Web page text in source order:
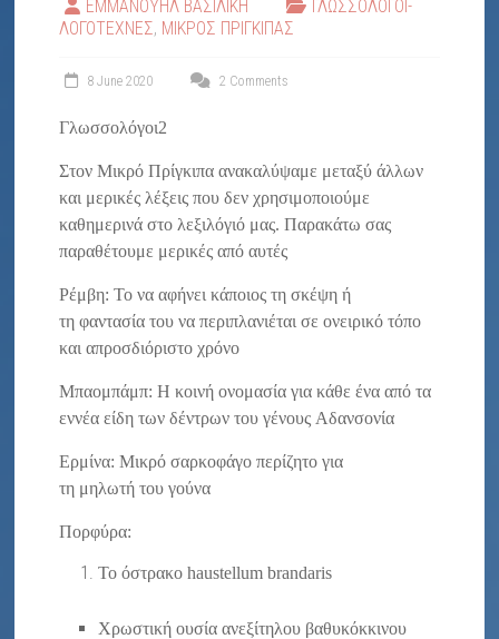
"ΕΛΠΙΔΑ" ΕΜΜΑΝΟΥΗΛ ΒΑΣΙΛΙΚΗ
ΓΛΩΣΣΟΛΟΓΟΙ-
ΛΟΓΟΤΕΧΝΕΣ, ΜΙΚΡΟΣ ΠΡΙΓΚΙΠΑΣ
8 June 2020 2 Comments
Γλωσσολόγοι2
Στον Μικρό Πρίγκιπα ανακαλύψαμε μεταξύ άλλων
και μερικές λέξεις που δεν χρησιμοποιούμε
καθημερινά στο λεξιλόγιό μας. Παρακάτω σας
παραθέτουμε μερικές από αυτές
Ρέμβη: Το να αφήνει κάποιος τη σκέψη ή
τη φαντασία του να περιπλανιέται σε ονειρικό τόπο
και απροσδιόριστο χρόνο
Μπαομπάμπ: Η κοινή ονομασία για κάθε ένα από τα
εννέα είδη των δέντρων του γένους Αδανσονία
Ερμίνα: Μικρό σαρκοφάγο περίζητο για
τη μηλωτή του γούνα
Πορφύρα:
Το όστρακο haustellum brandaris
Χρωστική ουσία ανεξίτηλου βαθυκόκκινου